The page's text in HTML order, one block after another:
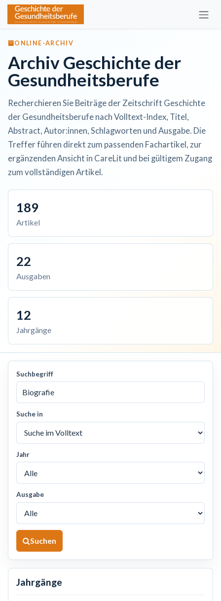
Zum Inhalt springen
ONLINE-ARCHIV
Archiv Geschichte der
Gesundheitsberufe
Recherchieren Sie Beiträge der Zeitschrift Geschichte
der Gesundheitsberufe nach Volltext-Index, Titel,
Abstract, Autor:innen, Schlagworten und Ausgabe. Die
Treffer führen direkt zum passenden Fachartikel, zur
ergänzenden Ansicht in CareLit und bei gültigem Zugang
zum vollständigen Artikel.
189
Artikel
22
Ausgaben
12
Jahrgänge
Suchbegriff
Suche in
Jahr
Ausgabe
Suchen
Jahrgänge